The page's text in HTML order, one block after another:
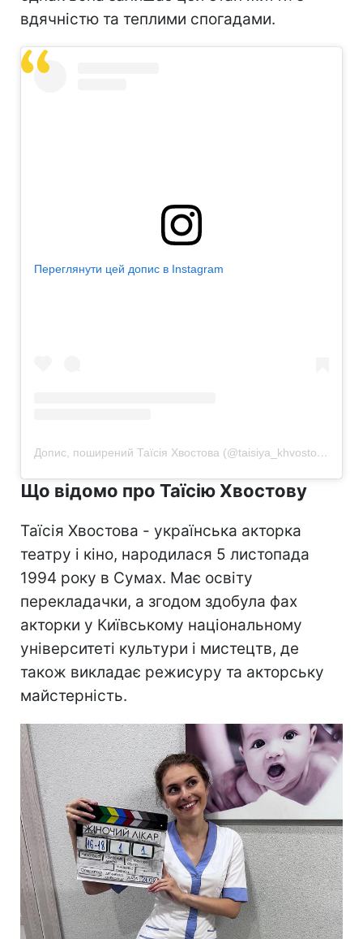
вдячністю та теплими спогадами.
Переглянути цей допис в Instagram
Допис, поширений Таїсія Хвостова (@taisiya_khvostova)
Що відомо про Таїсію Хвостову
Таїсія Хвостова - українська акторка
театру і кіно, народилася 5 листопада
1994 року в Сумах. Має освіту
перекладачки, а згодом здобула фах
акторки у Київському національному
університеті культури і мистецтв, де
також викладає режисуру та акторську
майстерність.